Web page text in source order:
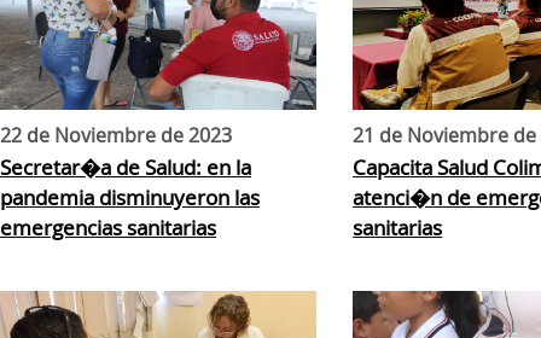
22 de Noviembre de 2023
Secretar�a de Salud: en la
pandemia disminuyeron las
emergencias sanitarias
21 de Noviembre de
Capacita Salud
atenci�n de
sanitarias